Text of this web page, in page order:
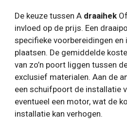
De keuze tussen A draaihek Of
invloed op de prijs. Een
specifieke voorbereidingen en
plaatsen. De gemiddelde
van zo’n poort liggen tussen
exclusief materialen. Aan de
een schuifpoort de installatie
eventueel een motor, wat de
installatie kan verhogen.